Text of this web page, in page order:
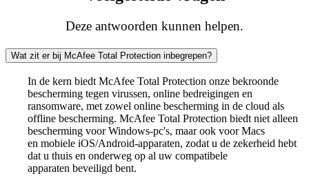
Deze antwoorden kunnen helpen.
Wat zit er bij McAfee Total Protection inbegrepen?
In de kern biedt McAfee Total Protection onze bekroonde
bescherming tegen virussen, online bedreigingen en
ransomware, met zowel online bescherming in de cloud als
offline bescherming. McAfee Total Protection biedt niet alleen
bescherming voor Windows-pc's, maar ook voor Macs
en mobiele iOS/Android-apparaten, zodat u de zekerheid hebt
dat u thuis en onderweg op al uw compatibele
apparaten beveiligd bent.